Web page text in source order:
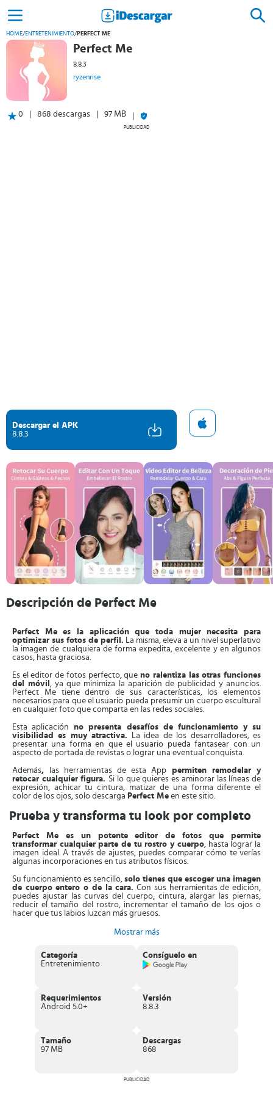
HOME/ENTRETENIMIENTO/ PERFECT ME
Perfect Me
8.8.3
ryzenrise
0 868 descargas 97 MB
PUBLICIDAD
Descargar el APK
8.8.3
Descripción de Perfect Me
Perfect Me es la aplicación que toda mujer necesita para
optimizar sus fotos de perfil. La misma, eleva a un nivel superlativo
la imagen de cualquiera de forma expedita, excelente y en algunos
casos, hasta graciosa.
Es el editor de fotos perfecto, queno ralentiza las otras funciones
del móvil , ya que minimiza la aparición de publicidad y anuncios.
Perfect Me tiene dentro de sus características, los elementos
necesarios para que el usuario pueda presumir un cuerpo escultural
en cualquier foto que comparta en las redes sociales.
Esta aplicación no presenta desafíos de funcionamiento y su
visibilidad es muy atractiva. La idea de los desarrolladores, es
presentar una forma en que el usuario pueda fantasear con un
aspecto de portada de revistas o lograr una eventual conquista.
Además, las herramientas de esta App permiten remodelar y
retocar cualquier figura. Si lo que quieres es aminorar las líneas de
expresión, achicar tu cintura, matizar de una forma diferente el
color de los ojos, solo descarga Perfect Me en este sitio.
Prueba y transforma tu look por completo
Perfect Me es un potente editor de fotos que permite
transformar cualquier parte de tu rostro y cuerpo, hasta lograr la
imagen ideal. A través de ajustes, puedes comparar cómo te verías
algunas incorporaciones en tus atributos físicos.
Su funcionamiento es sencillo, solo tienes que escoger una imagen
de cuerpo entero o de la cara. Con sus herramientas de edición,
puedes ajustar las curvas del cuerpo, cintura, alargar las piernas,
reducir el tamaño del rostro, incrementar el tamaño de los ojos o
hacer que tus labios luzcan más gruesos.
podrás eliminar objetos,
resultado final. Es más, puedes agregar pegatinas en tus fotos,
ajustándose a su tamaño y estilo.
realmente singular, ya que el objetivo es que nadie se entere del uso
de estas herramientas.
cuerpo, la App
que la figura se parezca a una caricatura. Todo quedará a juicio del
Mostrar más
Categoría
Entretenimiento
Consíguelo en
Requerimientos
Android 5.0+
Versión
8.8.3
Tamaño
97 MB
Descargas
868
PUBLICIDAD